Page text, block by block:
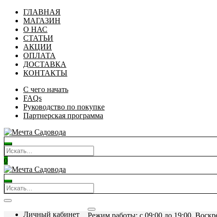
ГЛАВНАЯ
МАГАЗИН
О НАС
СТАТЬИ
АКЦИИ
ОПЛАТА
ДОСТАВКА
КОНТАКТЫ
С чего начать
FAQs
Руководство по покупке
Партнерская программа
0
Личный кабинет
Режим работы: c 09:00 до 19:00.